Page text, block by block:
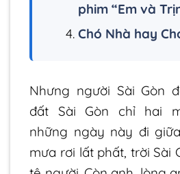
phim “Em và
Chó Nhà hay
Nhưng người Sài Gòn
đất Sài Gòn chỉ hai
những ngày này đi
mưa rơi lất phất, trời Sài